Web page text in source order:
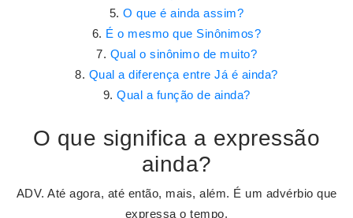
O que é ainda assim?
É o mesmo que Sinônimos?
Qual o sinônimo de muito?
Qual a diferença entre Já é ainda?
Qual a função de ainda?
O que significa a expressão
ainda?
ADV. Até agora, até então, mais, além. É um advérbio que
expressa o tempo.